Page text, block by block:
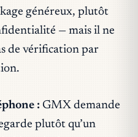
généreux, plutôt
— mais il ne
de vérification par
: GMX demande
plutôt qu’un